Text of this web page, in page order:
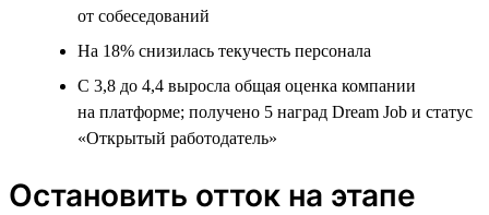
от собеседований
На 18% снизилась текучесть персонала
С 3,8 до 4,4 выросла общая оценка компании
на платформе; получено 5 наград Dream Job и статус
«Открытый работодатель»
Остановить отток на этапе